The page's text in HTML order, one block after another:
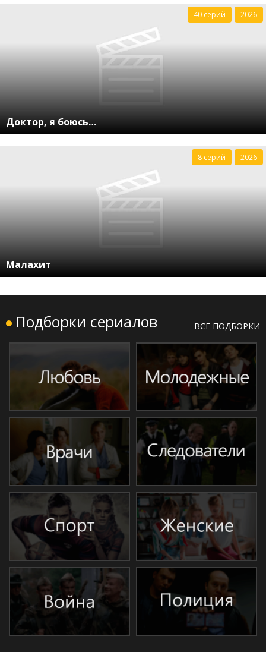
Доктор, я боюсь…
40 серий 2026
Малахит
8 серий 2026
Подборки сериалов ВСЕ ПОДБОРКИ